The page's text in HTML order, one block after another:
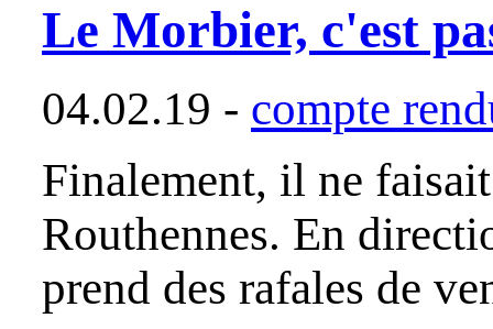
Le Morbier, c'est
04.02.19 - compte
Finalement, il ne
Routhennes. En
prend des rafales de